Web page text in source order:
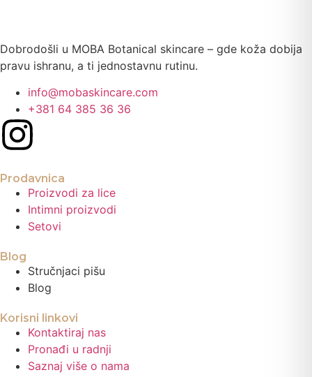
Dobrodošli u MOBA Botanical skincare – gde koža dobija
pravu ishranu, a ti jednostavnu rutinu.
info@mobaskincare.com
+381 64 385 36 36
Prodavnica
Proizvodi za lice
Intimni proizvodi
Setovi
Blog
Stručnjaci pišu
Blog
Korisni linkovi
Kontaktiraj nas
Pronađi u radnji
Saznaj više o nama